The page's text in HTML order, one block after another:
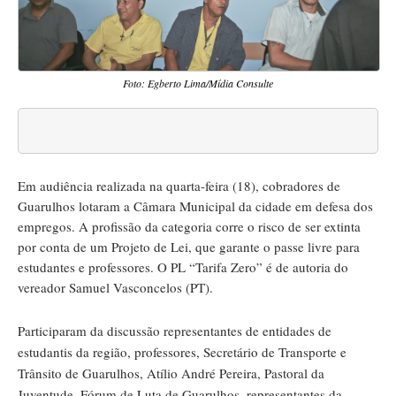
Foto: Egberto Lima/Mídia Consulte
Em audiência realizada na quarta-feira (18), cobradores de
Guarulhos lotaram a Câmara Municipal da cidade em defesa dos
empregos. A profissão da categoria corre o risco de ser extinta
por conta de um Projeto de Lei, que garante o passe livre para
estudantes e professores. O PL “Tarifa Zero” é de autoria do
vereador Samuel Vasconcelos (PT).
Participaram da discussão representantes de entidades de
estudantis da região, professores, Secretário de Transporte e
Trânsito de Guarulhos, Atílio André Pereira, Pastoral da